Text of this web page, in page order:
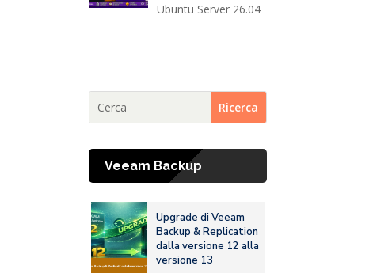
Ubuntu Server 26.04
Veeam Backup
Upgrade di Veeam
Backup & Replication
dalla versione 12 alla
versione 13